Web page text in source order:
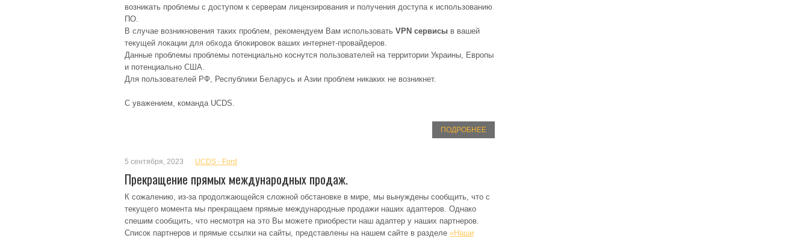
возникать проблемы с доступом к серверам лицензирования и получения доступа к использованию
ПО.
В случае возникновения таких проблем, рекомендуем Вам использовать VPN сервисы в вашей
текущей локации для обхода блокировок ваших интернет-провайдеров.
Данные проблемы проблемы потенциально коснутся пользователей на территории Украины, Европы
и потенциально США.
Для пользователей РФ, Республики Беларусь и Азии проблем никаких не возникнет.
С уважением, команда UCDS.
ПОДРОБНЕЕ
5 сентября, 2023 UCDS - Ford
Прекращение прямых международных продаж.
К сожалению, из-за продолжающейся сложной обстановке в мире, мы вынуждены сообщить, что с
текущего момента мы прекращаем прямые международные продажи наших адаптеров. Однако
спешим сообщить, что несмотря на это Вы можете приобрести наш адаптер у наших партнеров.
Список партнеров и прямые ссылки на сайты, представлены на нашем сайте в разделе «Наши